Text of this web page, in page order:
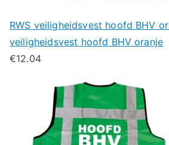
RWS veiligheidsvest hoofd BHV
veiligheidsvest hoofd BHV oranje
€12.04